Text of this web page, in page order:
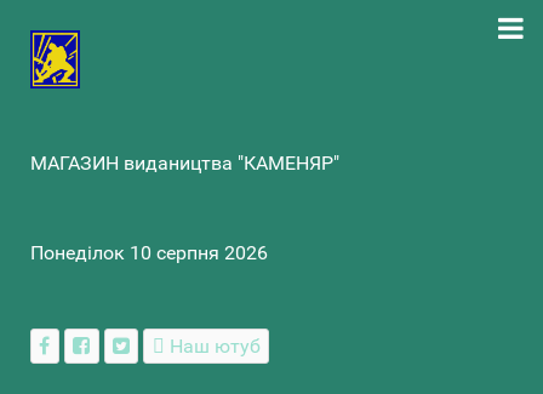
МАГАЗИН видаництва "КАМЕНЯР"
Понеділок 10 серпня 2026
Наш ютуб